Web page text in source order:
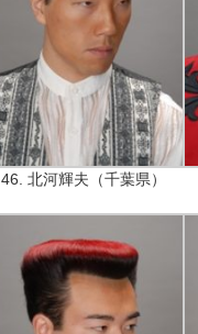
46. 北河輝夫（千葉県）